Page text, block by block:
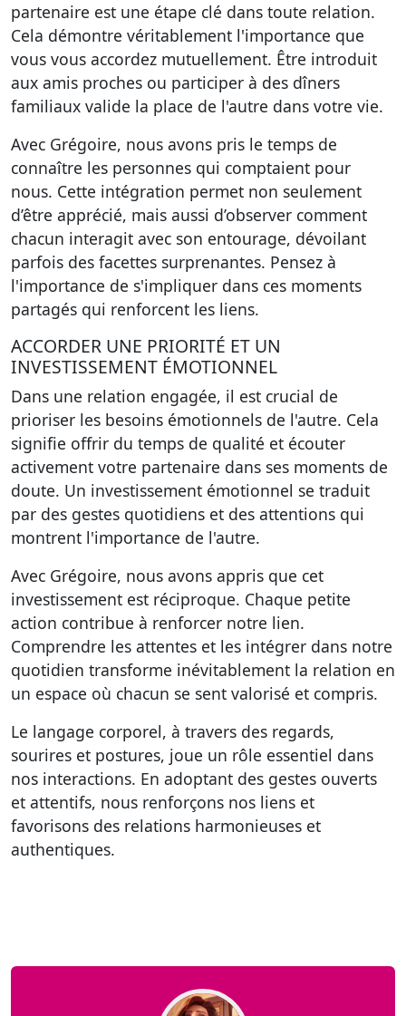
partenaire est une étape clé dans toute relation.
Cela démontre véritablement l'importance que
vous vous accordez mutuellement. Être introduit
aux amis proches ou participer à des dîners
familiaux valide la place de l'autre dans votre vie.
Avec Grégoire, nous avons pris le temps de
connaître les personnes qui comptaient pour
nous. Cette intégration permet non seulement
d’être apprécié, mais aussi d’observer comment
chacun interagit avec son entourage, dévoilant
parfois des facettes surprenantes. Pensez à
l'importance de s'impliquer dans ces moments
partagés qui renforcent les liens.
ACCORDER UNE PRIORITÉ ET UN
INVESTISSEMENT ÉMOTIONNEL
Dans une relation engagée, il est crucial de
prioriser les besoins émotionnels de l'autre. Cela
signifie offrir du temps de qualité et écouter
activement votre partenaire dans ses moments de
doute. Un investissement émotionnel se traduit
par des gestes quotidiens et des attentions qui
montrent l'importance de l'autre.
Avec Grégoire, nous avons appris que cet
investissement est réciproque. Chaque petite
action contribue à renforcer notre lien.
Comprendre les attentes et les intégrer dans notre
quotidien transforme inévitablement la relation en
un espace où chacun se sent valorisé et compris.
Le langage corporel, à travers des regards,
sourires et postures, joue un rôle essentiel dans
nos interactions. En adoptant des gestes ouverts
et attentifs, nous renforçons nos liens et
favorisons des relations harmonieuses et
authentiques.